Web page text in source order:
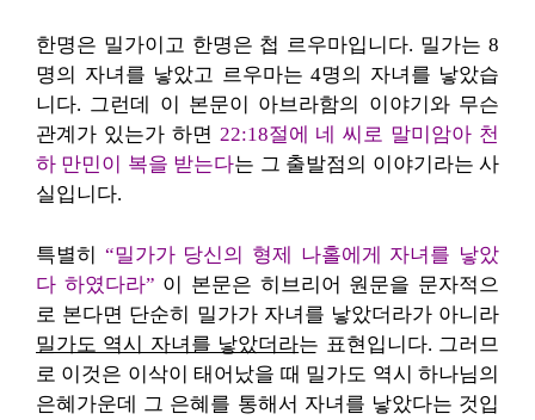
한명은 밀가이고 한명은 첩 르우마입니다. 밀가는 8
명의 자녀를 낳았고 르우마는 4명의 자녀를 낳았습
니다. 그런데 이 본문이 아브라함의 이야기와 무슨
관계가 있는가 하면 22:18절에 네 씨로 말미암아 천
하 만민이 복을 받는다는 그 출발점의 이야기라는 사
실입니다.
특별히 “밀가가 당신의 형제 나홀에게 자녀를 낳았
다 하였다라” 이 본문은 히브리어 원문을 문자적으
로 본다면 단순히 밀가가 자녀를 낳았더라가 아니라
밀가도 역시 자녀를 낳았더라는 표현입니다. 그러므
로 이것은 이삭이 태어났을 때 밀가도 역시 하나님의
은혜가운데 그 은혜를 통해서 자녀를 낳았다는 것입